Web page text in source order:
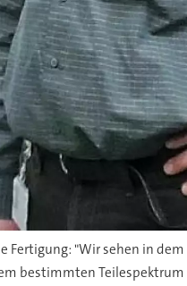
"Wir sehen in
bestimmten